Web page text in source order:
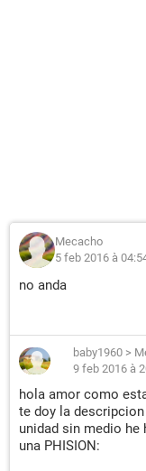
Mecacho
5 feb 2016 à
no anda
baby1960 >
9 feb 2016 à
hola amor como
te doy la
unidad sin medio he
una PHISION: